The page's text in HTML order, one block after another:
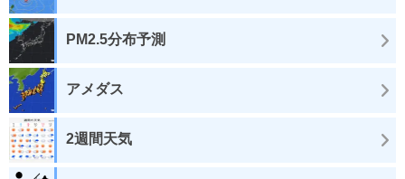
PM2.5分布予測
アメダス
2週間天気